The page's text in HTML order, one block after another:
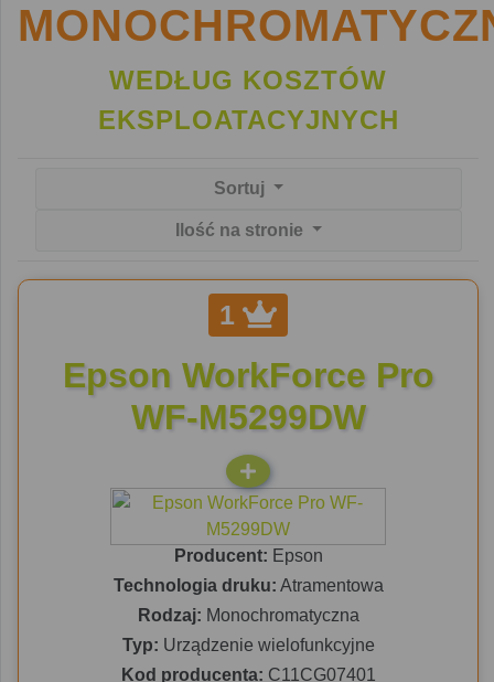
WEDŁUG KOSZTÓW
EKSPLOATACYJNYCH
Sortuj
Ilość na stronie
1
Epson WorkForce Pro
WF-M5299DW
Producent: Epson
Technologia druku: Atramentowa
Rodzaj: Monochromatyczna
Typ: Urządzenie wielofunkcyjne
Kod producenta: C11CG07401